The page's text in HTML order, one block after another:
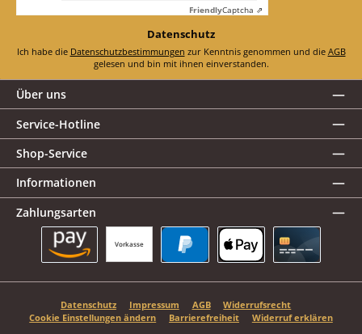
FriendlyCaptcha ⇗
Datenschutz
Ich habe die Datenschutzbestimmungen zur Kenntnis genommen und die AGB
gelesen und bin mit ihnen einverstanden.
Über uns
Service-Hotline
Shop-Service
Informationen
Zahlungsarten
Vorkasse
Datenschutz Impressum AGB
Widerrufsrecht
Cookie Einstellungen ändern
Barrierefreiheit Widerruf erklären